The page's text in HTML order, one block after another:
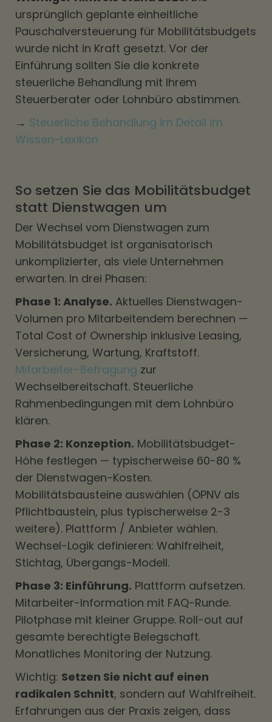
ursprünglich geplante einheitliche
Pauschalversteuerung für Mobilitätsbudgets
wurde nicht in Kraft gesetzt. Vor der
Einführung sollten Sie die konkrete
steuerliche Behandlung mit Ihrem
Steuerberater oder Lohnbüro abstimmen.
→ Steuerliche Behandlung im Detail im
Wissen-Lexikon
So setzen Sie das Mobilitätsbudget
statt Dienstwagen um
Der Wechsel vom Dienstwagen zum
Mobilitätsbudget ist organisatorisch
unkomplizierter, als viele Unternehmen
erwarten. In drei Phasen:
Phase 1: Analyse. Aktuelles Dienstwagen-
Volumen pro Mitarbeitendem berechnen —
Total Cost of Ownership inklusive Leasing,
Versicherung, Wartung, Kraftstoff.
Mitarbeiter-Befragung zur
Wechselbereitschaft. Steuerliche
Rahmenbedingungen mit dem Lohnbüro
klären.
Phase 2: Konzeption. Mobilitätsbudget-
Höhe festlegen — typischerweise 60-80 %
der Dienstwagen-Kosten.
Mobilitätsbausteine auswählen (ÖPNV als
Pflichtbaustein, plus typischerweise 2-3
weitere). Plattform / Anbieter wählen.
Wechsel-Logik definieren: Wahlfreiheit,
Stichtag, Übergangs-Modell.
Phase 3: Einführung. Plattform aufsetzen.
Mitarbeiter-Information mit FAQ-Runde.
Pilotphase mit kleiner Gruppe. Roll-out auf
gesamte berechtigte Belegschaft.
Monatliches Monitoring der Nutzung.
Wichtig: Setzen Sie nicht auf einen
radikalen Schnitt, sondern auf Wahlfreiheit.
Erfahrungen aus der Praxis zeigen, dass